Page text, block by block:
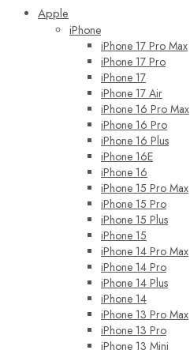
Apple
iPhone
iPhone 17 Pro Max
iPhone 17 Pro
iPhone 17
iPhone 17 Air
iPhone 16 Pro Max
iPhone 16 Pro
iPhone 16 Plus
iPhone 16E
iPhone 16
iPhone 15 Pro Max
iPhone 15 Pro
iPhone 15 Plus
iPhone 15
iPhone 14 Pro Max
iPhone 14 Pro
iPhone 14 Plus
iPhone 14
iPhone 13 Pro Max
iPhone 13 Pro
iPhone 13 Mini